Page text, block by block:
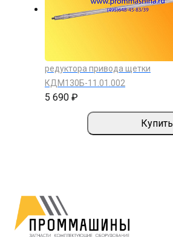
редуктора привода щетки
КДМ130Б-11.01.002
5 690 ₽
Купить